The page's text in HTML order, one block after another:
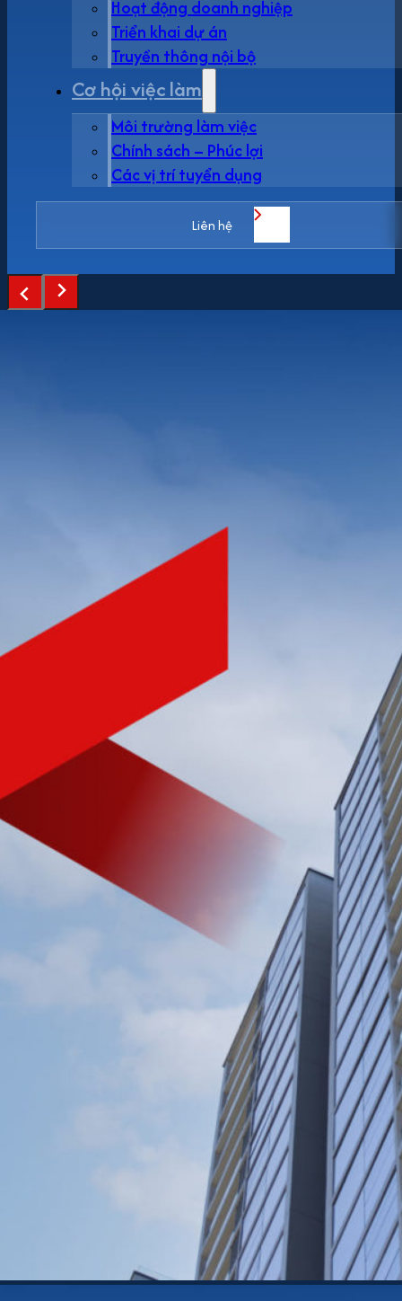
Hoạt động doanh nghiệp
Triển khai dự án
Truyền thông nội bộ
Cơ hội việc làm
Môi trường làm việc
Chính sách – Phúc lợi
Các vị trí tuyển dụng
Liên hệ